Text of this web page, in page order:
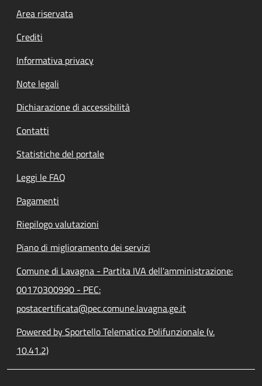
Footer menu
Area riservata
Crediti
Informativa privacy
Note legali
Dichiarazione di accessibilità
Contatti
Statistiche del portale
Leggi le FAQ
Pagamenti
Riepilogo valutazioni
Piano di miglioramento dei servizi
Comune di Lavagna - Partita IVA dell'amministrazione:
00170300990 - PEC:
postacertificata@pec.comune.lavagna.ge.it
Powered by Sportello Telematico Polifunzionale (v.
10.41.2)